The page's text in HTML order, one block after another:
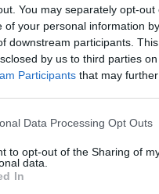
You may separately opt-
of your personal information
downstream participants.
by us to third parties
Participants that may
that this website/app uses
to your visit or usage
consent to Google and its
for below specified
Data Processing Opt Outs
to opt-out of the Sharing of
data.
In
Τράπεζα: Με
για δάνεια έως 5 δισ. σε